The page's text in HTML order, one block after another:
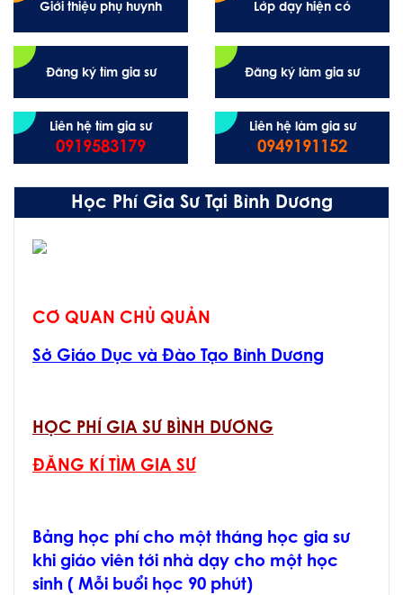
Giới thiệu phụ huynh
Đăng ký tìm gia sư
Liên hệ tìm gia sư
0919583179
Lớp dạy hiện có
Đăng ký làm gia sư
Liên hệ làm gia sư
0949191152
Học Phí Gia Sư Tại Bình Dương
CƠ QUAN CHỦ QUẢN
Sở Giáo Dục và Đào Tạo Bình Dương
HỌC PHÍ GIA SƯ BÌNH DƯƠNG
ĐĂNG KÍ TÌM GIA SƯ
Bảng học phí cho một tháng học gia sư
khi giáo viên tới nhà dạy cho một học
sinh ( Mỗi buổi học 90 phút)